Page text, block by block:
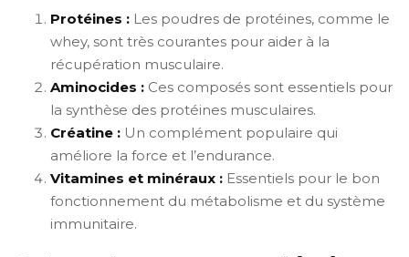
Protéines : Les poudres de protéines, comme le
whey, sont très courantes pour aider à la
récupération musculaire.
Aminocides : Ces composés sont essentiels pour
la synthèse des protéines musculaires.
Créatine : Un complément populaire qui
améliore la force et l’endurance.
Vitamines et minéraux : Essentiels pour le bon
fonctionnement du métabolisme et du système
immunitaire.